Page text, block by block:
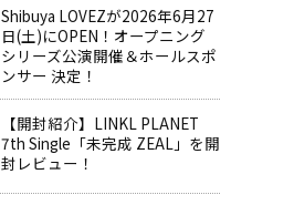
Shibuya LOVEZが2026年6月27
日(土)にOPEN！オープニング
シリーズ公演開催＆ホールスポ
ンサー 決定！
【開封紹介】LINKL PLANET
7th Single「未完成 ZEAL」を開
封レビュー！